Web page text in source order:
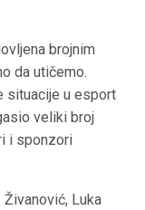
brojnim
da utičemo.
situacije u esport
veliki broj
i sponzori
Živanović, Luka